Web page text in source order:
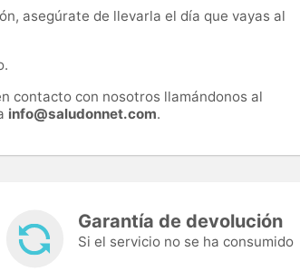
asegúrate de llevarla el día que vayas al
contacto con nosotros llamándonos al
info@saludonnet.com.
Garantía de devolución
Si el servicio no se ha consumido